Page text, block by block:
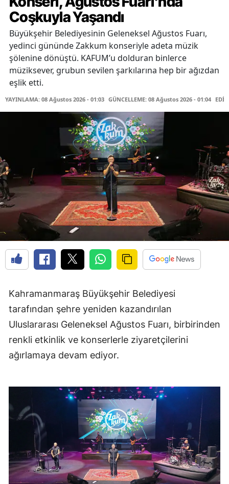
Coşkuyla Yaşandı
Büyükşehir Belediyesinin Geleneksel Ağustos Fuarı,
yedinci gününde Zakkum konseriyle adeta müzik
şölenine dönüştü. KAFUM’u dolduran binlerce
müziksever, grubun sevilen şarkılarına hep bir ağızdan
eşlik etti.
YAYINLAMA: 08 Ağustos 2026 - 01:03 GÜNCELLEME: 08 Ağustos 2026 - 01:04
Kahramanmaraş Büyükşehir Belediyesi
tarafından şehre yeniden kazandırılan
Uluslararası Geleneksel Ağustos Fuarı, birbirinden
renkli etkinlik ve konserlerle ziyaretçilerini
ağırlamaya devam ediyor.